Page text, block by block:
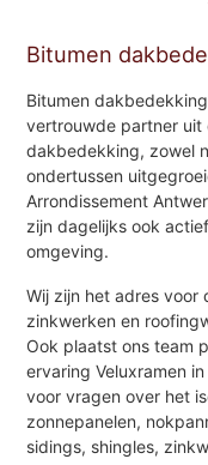
Bitumen
Bitumen
vertrouwde partner uit
dakbedekking, zowel
ondertussen
Arrondissement
zijn dagelijks ook
omgeving.
Wij zijn het adres voor
zinkwerken en
Ook plaatst ons team
ervaring Veluxramen
voor vragen over het
zonnepanelen,
sidings, shingles,